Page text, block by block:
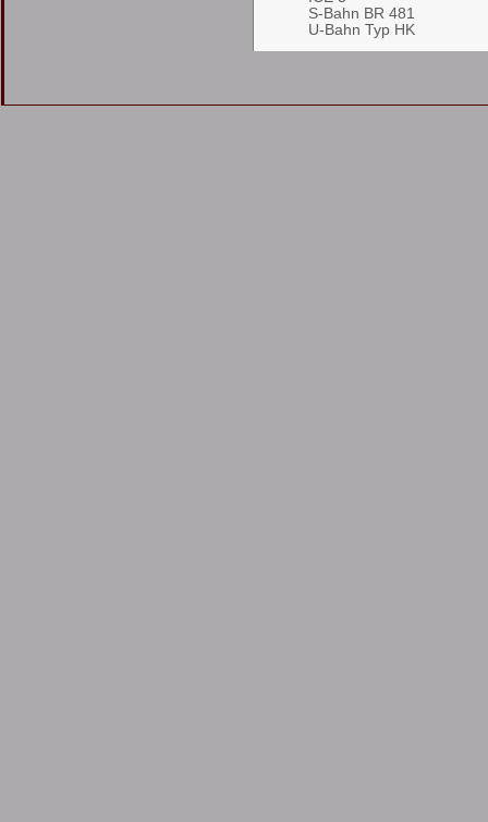
S-Bahn BR 481
U-Bahn Typ HK